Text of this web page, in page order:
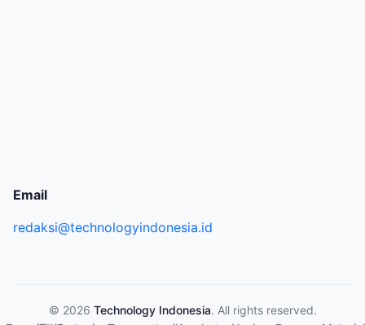
Email
redaksi@technologyindonesia.id
© 2026 Technology Indonesia. All rights reserved.